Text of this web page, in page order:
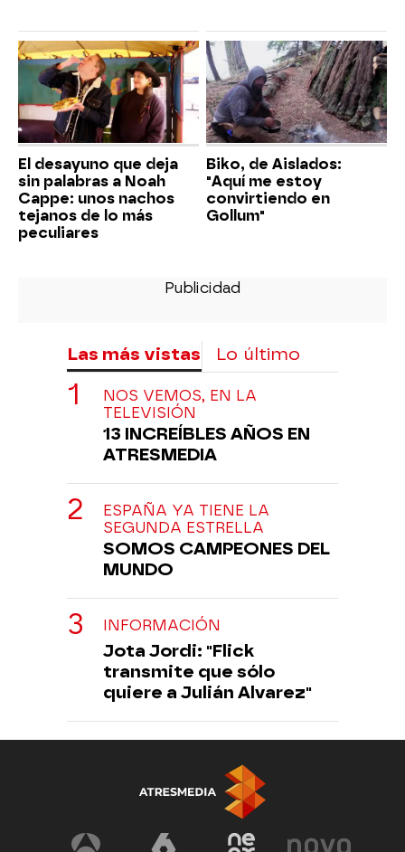
El desayuno que deja
sin palabras a Noah
Cappe: unos nachos
tejanos de lo más
peculiares
Biko, de Aislados:
"Aquí me estoy
convirtiendo en
Gollum"
Las más vistas Lo último
NOS VEMOS, EN LA
TELEVISIÓN
13 INCREÍBLES AÑOS EN
ATRESMEDIA
ESPAÑA YA TIENE LA
SEGUNDA ESTRELLA
SOMOS CAMPEONES DEL
MUNDO
INFORMACIÓN
Jota Jordi: "Flick
transmite que sólo
quiere a Julián Alvarez"